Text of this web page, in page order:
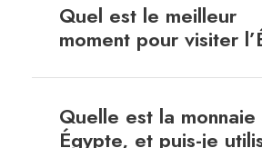
Quel est le meilleur
moment pour visiter
Quelle est la monnaie
Égypte, et puis-je